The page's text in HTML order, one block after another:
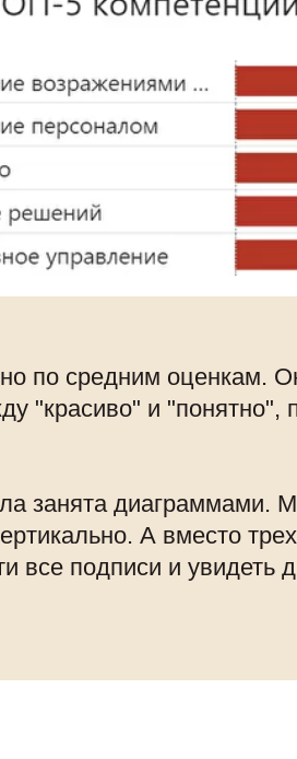
по средним оценкам.
"красиво" и "понятно",
занята диаграммами.
А вместо
все подписи и увидеть